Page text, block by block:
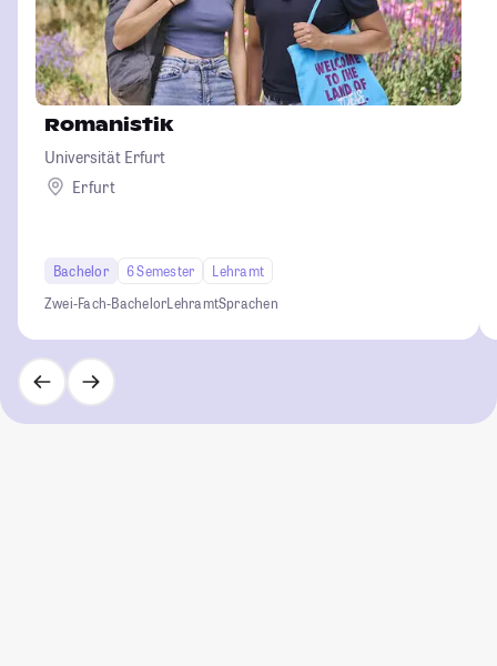
Romanistik
Universität Erfurt
Erfurt
Bachelor 6 Semester
Lehramt
Zwei-Fach-BachelorLehramtSprachen